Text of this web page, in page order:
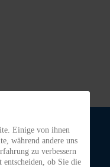
Einige von ihnen
während andere uns
zu verbessern
ob Sie die